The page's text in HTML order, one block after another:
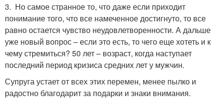
3. Но самое странное то, что даже если приходит
понимание того, что все намеченное достигнуто, то все
равно остается чувство неудовлетворенности. А дальше
уже новый вопрос – если это есть, то чего еще хотеть и к
чему стремиться? 50 лет – возраст, когда наступает
последний период кризиса средних лет у мужчин.
Супруга устает от всех этих перемен, менее пылко и
радостно благодарит за подарки и знаки внимания.